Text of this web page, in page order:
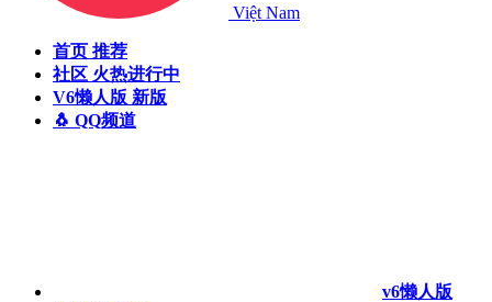
Việt Nam
首页 推荐
社区 火热进行中
V6懒人版 新版
🐧 QQ频道
v6懒人版